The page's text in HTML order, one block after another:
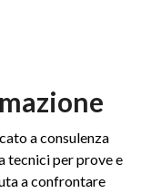
a consulenza
tecnici per prove e
a confrontare